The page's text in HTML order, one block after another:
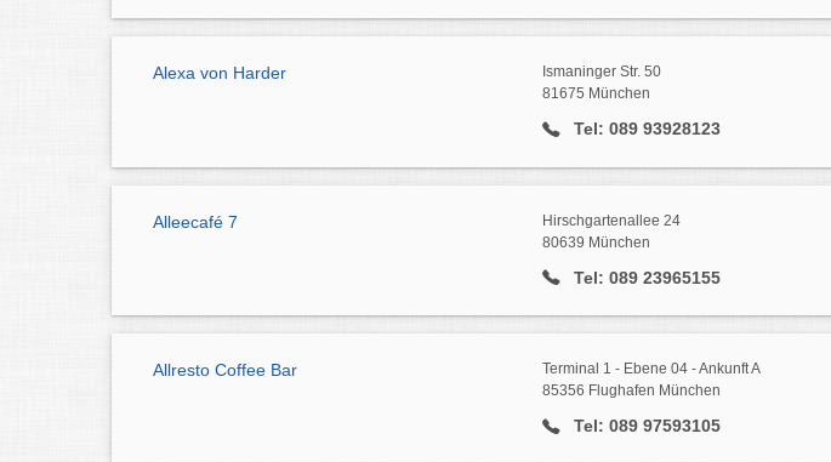
Alexa von Harder
Ismaninger Str. 50
81675 München
Tel: 089 93928123
Alleecafé 7
Hirschgartenallee 24
80639 München
Tel: 089 23965155
Allresto Coffee Bar
Terminal 1 - Ebene 04 - Ankunft A
85356 Flughafen München
Tel: 089 97593105